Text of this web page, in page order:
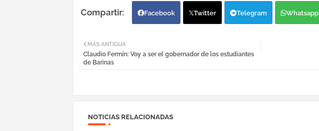
Facebook Twitter Telegram Whatsapp
MÁS ANTIGUA
Claudio Fermín: Voy a ser el gobernador de los estudiantes
de Barinas
NOTICIAS RELACIONADAS